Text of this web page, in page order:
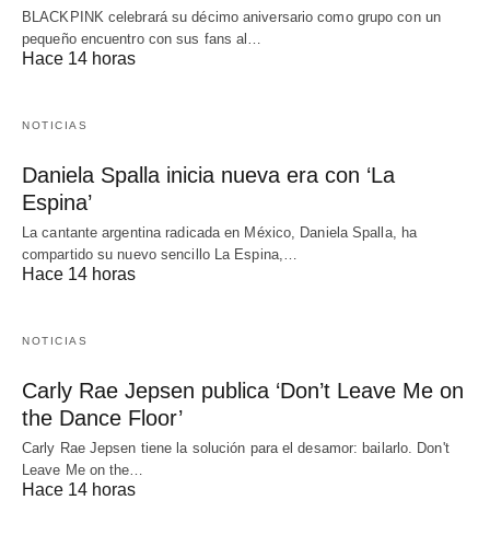
BLACKPINK celebrará su décimo aniversario como grupo con un
pequeño encuentro con sus fans al…
Hace 14 horas
NOTICIAS
Daniela Spalla inicia nueva era con ‘La
Espina’
La cantante argentina radicada en México, Daniela Spalla, ha
compartido su nuevo sencillo La Espina,…
Hace 14 horas
NOTICIAS
Carly Rae Jepsen publica ‘Don’t Leave Me on
the Dance Floor’
Carly Rae Jepsen tiene la solución para el desamor: bailarlo. Don't
Leave Me on the…
Hace 14 horas